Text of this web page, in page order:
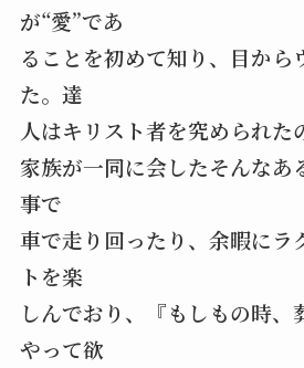
が“愛”であ
ることを初めて知り、目から
た。達
人はキリスト者を究められた
家族が一同に会したそんなあ
事で
車で走り回ったり、余暇にラ
トを楽
しんでおり、『もしもの時、
やって欲